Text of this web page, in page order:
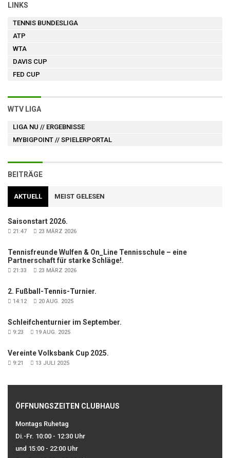
LINKS
TENNIS BUNDESLIGA
ATP
WTA
DAVIS CUP
FED CUP
WTV LIGA
LIGA NU // ERGEBNISSE
MYBIGPOINT // SPIELERPORTAL
BEITRÄGE
AKTUELL MEIST GELESEN
Saisonstart 2026.
21:47 23 MÄRZ 2026
Tennisfreunde Wulfen & On_Line Tennisschule – eine
Partnerschaft für starke Schläge!.
21:33 23 MÄRZ 2026
2. Fußball-Tennis-Turnier.
14:12 20 AUG. 2025
Schleifchenturnier im September.
9:23 19 AUG. 2025
Vereinte Volksbank Cup 2025.
9:21 13 JULI 2025
ÖFFNUNGSZEITEN CLUBHAUS
Montags Ruhetag
Di.-Fr. 10:00 - 12:30 Uhr
und 15:00 - 22:00 Uhr